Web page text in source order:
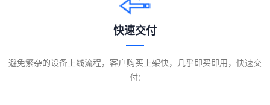
快速交付
避免繁杂的设备上线流程，客户购买上架快，几乎即买即用，快速交
付;